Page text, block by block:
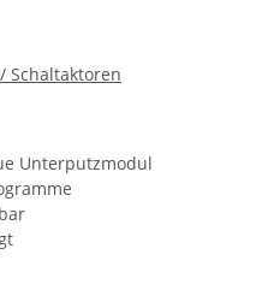
Schaltaktoren
Unterputzmodul